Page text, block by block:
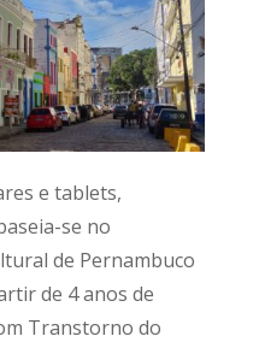
e tablets,
se no
de Pernambuco
de 4 anos de
Transtorno do